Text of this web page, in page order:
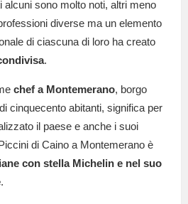
alcuni sono molto noti, altri meno
diverse ma un elemento
di ciascuna di loro ha creato
.
chef a Montemerano, borgo
cinquecento abitanti, significa per
il paese e anche i suoi
di Caino a Montemerano è
con stella Michelin e nel suo
.